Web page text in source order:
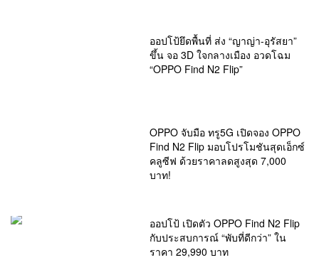
ออปโป้ยึดพื้นที่ ส่ง “ญาญ่า-อุรัสยา”
ขึ้น จอ 3D ใจกลางเมือง อวดโฉม
“OPPO Find N2 Flip”
OPPO จับมือ ทรู5G เปิดจอง OPPO
Find N2 Flip มอบโปรโมชันสุดเอ็กซ์
คลูซีฟ ด้วยราคาลดสูงสุด 7,000
บาท!
ออปโป้ เปิดตัว OPPO Find N2 Flip
กับประสบการณ์ “พับที่ดีกว่า” ใน
ราคา 29,990 บาท